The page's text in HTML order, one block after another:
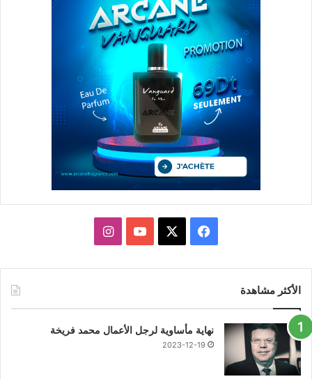
فيسبوك يوتيوبانستقرام
الأكثر مشاهدة
نهاية مأساوية لرجل الأعمال محمد فريخة
2023-12-19